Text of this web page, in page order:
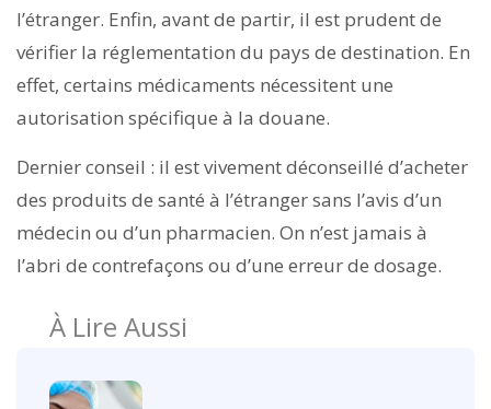
l’étranger. Enfin, avant de partir, il est prudent de
vérifier la réglementation du pays de destination. En
effet, certains médicaments nécessitent une
autorisation spécifique à la douane.
Dernier conseil : il est vivement déconseillé d’acheter
des produits de santé à l’étranger sans l’avis d’un
médecin ou d’un pharmacien. On n’est jamais à
l’abri de contrefaçons ou d’une erreur de dosage.
À Lire Aussi